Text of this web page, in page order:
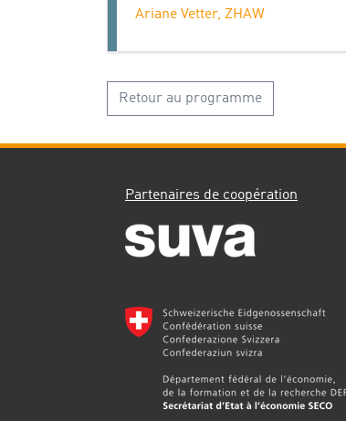
Ariane Vetter, ZHAW
Retour au programme
Partenaires de coopération